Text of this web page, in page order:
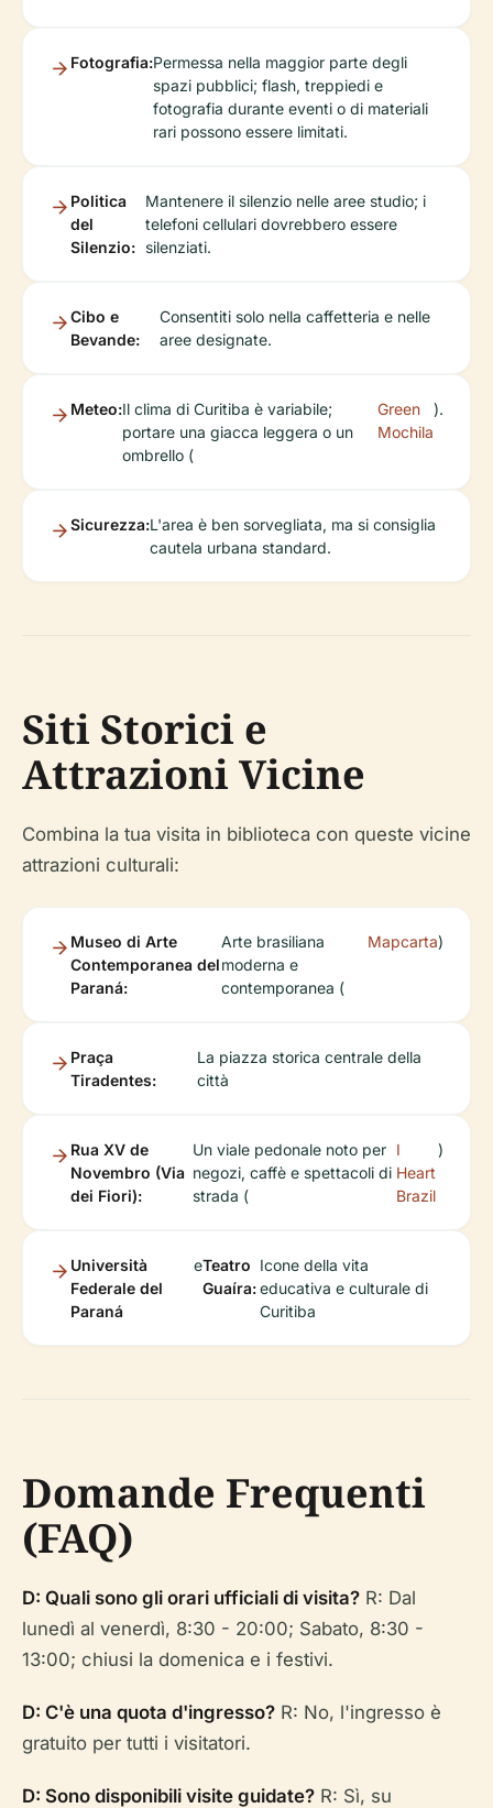
Fotografia:Permessa nella maggior parte degli
spazi pubblici; flash, treppiedi e
fotografia durante eventi o di materiali
rari possono essere limitati.
Politica
del
Silenzio:
Mantenere il silenzio nelle aree studio; i
telefoni cellulari dovrebbero essere
silenziati.
Cibo e
Bevande:
Consentiti solo nella caffetteria e nelle
aree designate.
Meteo:Il clima di Curitiba è variabile;
portare una giacca leggera o un
ombrello (
Green
Mochila
).
Sicurezza:L'area è ben sorvegliata, ma si consiglia
cautela urbana standard.
Siti Storici e
Attrazioni Vicine
Combina la tua visita in biblioteca con queste vicine
attrazioni culturali:
Museo di Arte
Contemporanea del
Paraná:
Arte brasiliana
moderna e
contemporanea (
Mapcarta)
Praça
Tiradentes:
La piazza storica centrale della
città
Rua XV de
Novembro (Via
dei Fiori):
Un viale pedonale noto per
negozi, caffè e spettacoli di
strada (
I
Heart
Brazil
)
Università
Federale del
Paraná
eTeatro
Guaíra:
Icone della vita
educativa e culturale di
Curitiba
Domande Frequenti
(FAQ)
D: Quali sono gli orari ufficiali di visita? R: Dal
lunedì al venerdì, 8:30 - 20:00; Sabato, 8:30 -
13:00; chiusi la domenica e i festivi.
D: C'è una quota d'ingresso? R: No, l'ingresso è
gratuito per tutti i visitatori.
D: Sono disponibili visite guidate? R: Sì, su